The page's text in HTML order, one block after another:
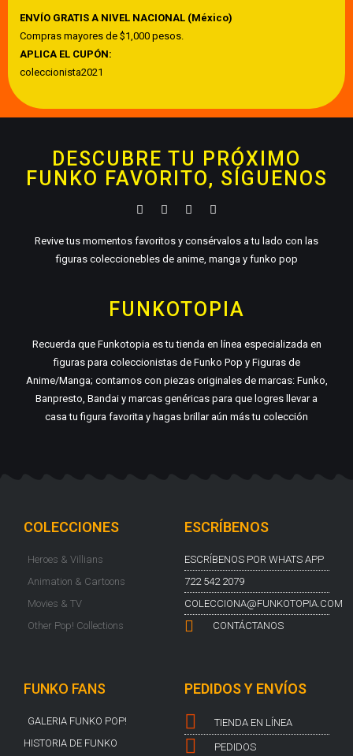
ENVÍO GRATIS A NIVEL NACIONAL (México)
Compras mayores de $1,000 pesos.
APLICA EL CUPÓN:
coleccionista2021
DESCUBRE TU PRÓXIMO
FUNKO FAVORITO, SÍGUENOS
Revive tus momentos favoritos y consérvalos a tu lado con las
figuras coleccionebles de anime, manga y funko pop
FUNKOTOPIA
Recuerda que Funkotopia es tu tienda en línea especializada en
figuras para coleccionistas de Funko Pop y Figuras de
Anime/Manga; contamos con piezas originales de marcas: Funko,
Banpresto, Bandai y marcas genéricas para que logres llevar a
casa tu figura favorita y hagas brillar aún más tu colección
COLECCIONES
Heroes & Villians
Animation & Cartoons
Movies & TV
Other Pop! Collections
ESCRÍBENOS
ESCRÍBENOS POR WHATS APP
722 542 2079
COLECCIONA@FUNKOTOPIA.COM
CONTÁCTANOS
FUNKO FANS
GALERIA FUNKO POP!
HISTORIA DE FUNKO
PEDIDOS Y ENVÍOS
TIENDA EN LÍNEA
PEDIDOS